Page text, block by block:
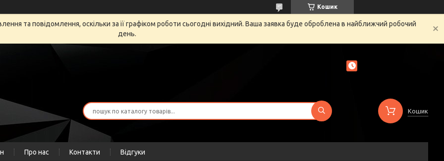
Кошик
та повідомлення, оскільки за її графіком роботи сьогодні вихідний. Ваша заявка буде оброблена в найближчий робочий
день.
Кошик
Про нас Контакти Відгуки